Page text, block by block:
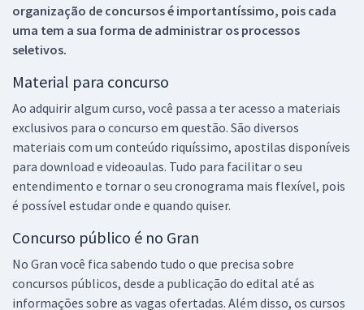
organização de concursos é importantíssimo, pois cada
uma tem a sua forma de administrar os processos
seletivos.
Material para concurso
Ao adquirir algum curso, você passa a ter acesso a materiais
exclusivos para o concurso em questão. São diversos
materiais com um conteúdo riquíssimo, apostilas disponíveis
para download e videoaulas. Tudo para facilitar o seu
entendimento e tornar o seu cronograma mais flexível, pois
é possível estudar onde e quando quiser.
Concurso público é no Gran
No Gran você fica sabendo tudo o que precisa sobre
concursos públicos, desde a publicação do edital até as
informações sobre as vagas ofertadas. Além disso, os cursos